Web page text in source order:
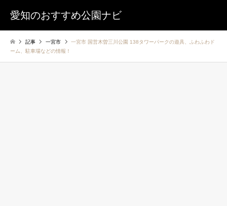
愛知のおすすめ公園ナビ
記事 一宮市
一宮市 国営木曽三川公園 138タワーパークの遊具、ふわふわド
ーム、駐車場などの情報！